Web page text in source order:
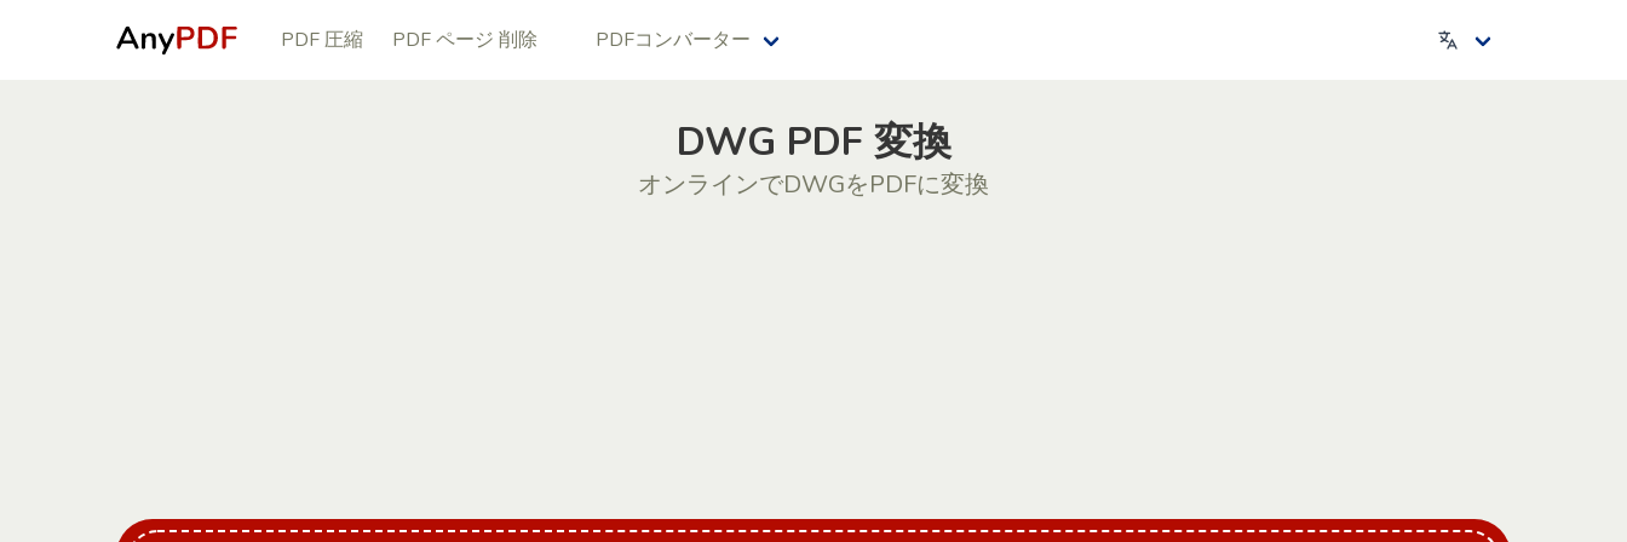
PDF 圧縮 PDF ページ 削除 PDFコンバーター
DWG PDF 変換
オンラインでDWGをPDFに変換